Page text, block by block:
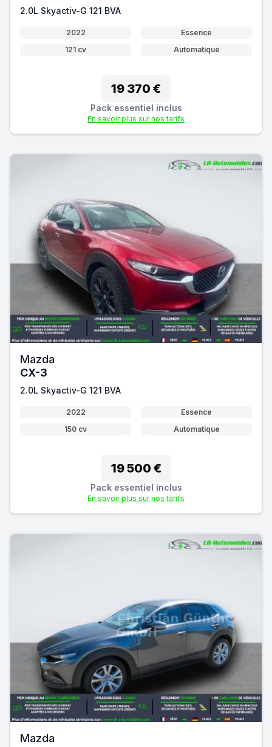
2.0L Skyactiv-G 121 BVA
2022
Essence
121 cv
Automatique
19 370 €
Pack essentiel inclus
En savoir plus sur nos tarifs
Mazda
CX-3
2.0L Skyactiv-G 121 BVA
2022
Essence
150 cv
Automatique
19 500 €
Pack essentiel inclus
En savoir plus sur nos tarifs
Mazda